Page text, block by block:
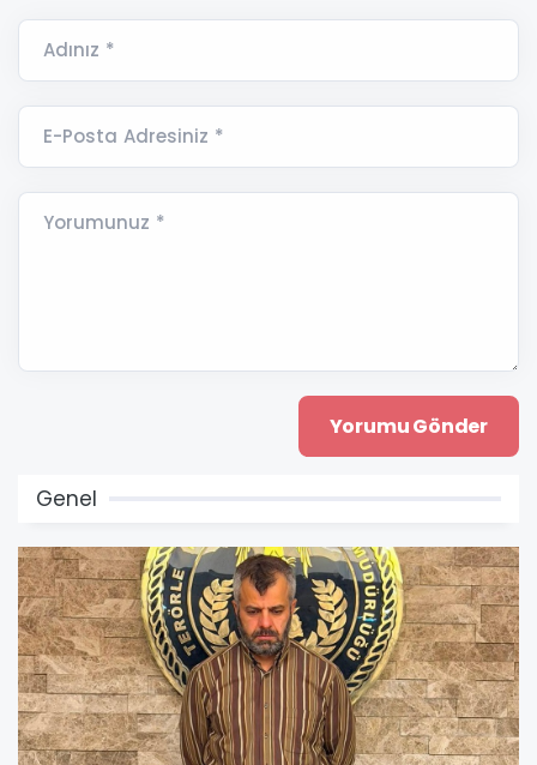
Adınız *
E-Posta Adresiniz *
Yorumunuz *
Genel